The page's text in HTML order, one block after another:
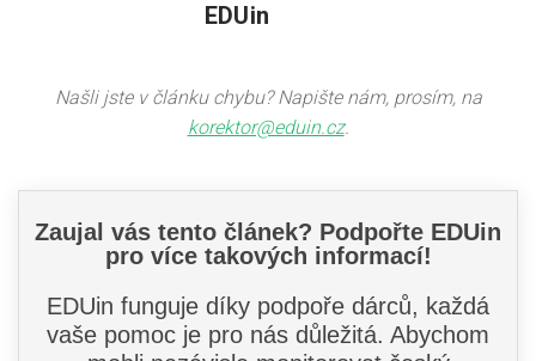
EDUin
Našli jste v článku chybu? Napište nám, prosím, na
korektor@eduin.cz.